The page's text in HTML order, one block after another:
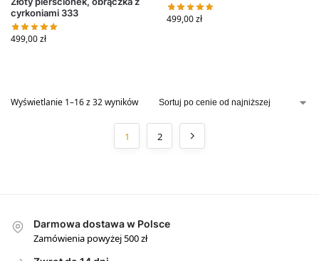
cyrkoniami 333
499,00zł
499,00zł
Wyświetlanie 1–16 z 32 wyników
1 2
Darmowa dostawa w Polsce
Zamówienia powyżej 500 zł